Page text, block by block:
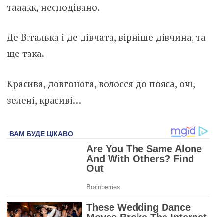
тааакк, несподівано.
Де Віталька і де дівчата, вірніше дівчина, та
ще така.
Красива, довгонога, волосся до пояса, очі,
зелені, красиві…